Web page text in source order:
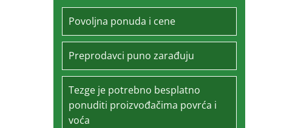
Povoljna ponuda i cene
Preprodavci puno zarađuju
Tezge je potrebno besplatno
ponuditi proizvođačima povrća i
voća